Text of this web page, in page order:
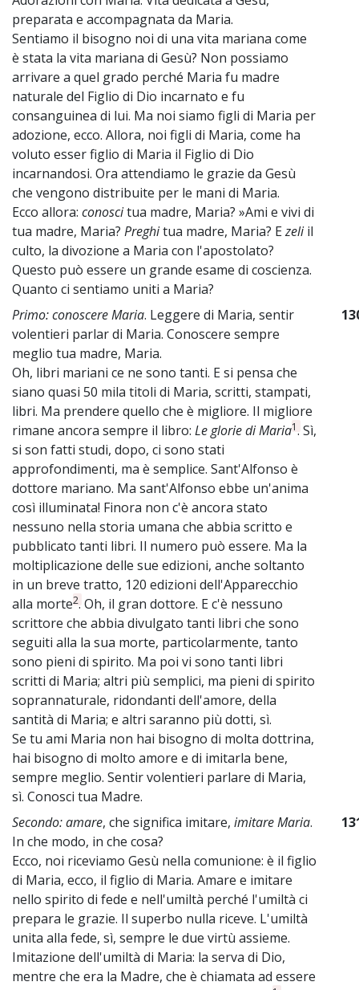
preparata e accompagnata da Maria.
Sentiamo il bisogno noi di una vita mariana come
è stata la vita mariana di Gesù? Non possiamo
arrivare a quel grado perché Maria fu madre
naturale del Figlio di Dio incarnato e fu
consanguinea di lui. Ma noi siamo figli di Maria per
adozione, ecco. Allora, noi figli di Maria, come ha
voluto esser figlio di Maria il Figlio di Dio
incarnandosi. Ora attendiamo le grazie da Gesù
che vengono distribuite per le mani di Maria.
Ecco allora: conoscitua madre, Maria? »Ami e vivi di
tua madre, Maria? Preghitua madre, Maria? Ezeliil
culto, la divozione a Maria con l'apostolato?
Questo può essere un grande esame di coscienza.
Quanto ci sentiamo uniti a Maria?
Primo: conoscere Maria. Leggere di Maria, sentir
volentieri parlar di Maria. Conoscere sempre
meglio tua madre, Maria.
Oh, libri mariani ce ne sono tanti. E si pensa che
siano quasi 50 mila titoli di Maria, scritti, stampati,
libri. Ma prendere quello che è migliore. Il migliore
rimane ancora sempre il libro: Le glorie di Maria1. Sì,
si son fatti studi, dopo, ci sono stati
approfondimenti, ma è semplice. Sant'Alfonso è
dottore mariano. Ma sant'Alfonso ebbe un'anima
così illuminata! Finora non c'è ancora stato
nessuno nella storia umana che abbia scritto e
pubblicato tanti libri. Il numero può essere. Ma la
moltiplicazione delle sue edizioni, anche soltanto
in un breve tratto, 120 edizioni dell'Apparecchio
alla morte2. Oh, il gran dottore. E c'è nessuno
scrittore che abbia divulgato tanti libri che sono
seguiti alla la sua morte, particolarmente, tanto
sono pieni di spirito. Ma poi vi sono tanti libri
scritti di Maria; altri più semplici, ma pieni di spirito
soprannaturale, ridondanti dell'amore, della
santità di Maria; e altri saranno più dotti, sì.
Se tu ami Maria non hai bisogno di molta dottrina,
hai bisogno di molto amore e di imitarla bene,
sempre meglio. Sentir volentieri parlare di Maria,
sì. Conosci tua Madre.
Secondo: amare, che significa imitare, imitare Maria.
In che modo, in che cosa?
Ecco, noi riceviamo Gesù nella comunione: è il figlio
di Maria, ecco, il figlio di Maria. Amare e imitare
nello spirito di fede e nell'umiltà perché l'umiltà ci
prepara le grazie. Il superbo nulla riceve. L'umiltà
unita alla fede, sì, sempre le due virtù assieme.
Imitazione dell'umiltà di Maria: la serva di Dio,
mentre che era la Madre, che è chiamata ad essere